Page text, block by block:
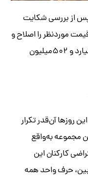
از بررسی شکایت
موردنظر را اصلاح و
و۵۰۲میلیون
روزها آن‌قدر تکرار
مجموعه به‌واقع
کارکنان این
حرف واحد همه